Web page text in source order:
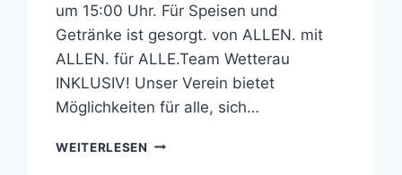
um 15:00 Uhr. Für Speisen und
Getränke ist gesorgt. von ALLEN. mit
ALLEN. für ALLE.Team Wetterau
INKLUSIV! Unser Verein bietet
Möglichkeiten für alle, sich…
WEITERLESEN LUFTGEWEHR